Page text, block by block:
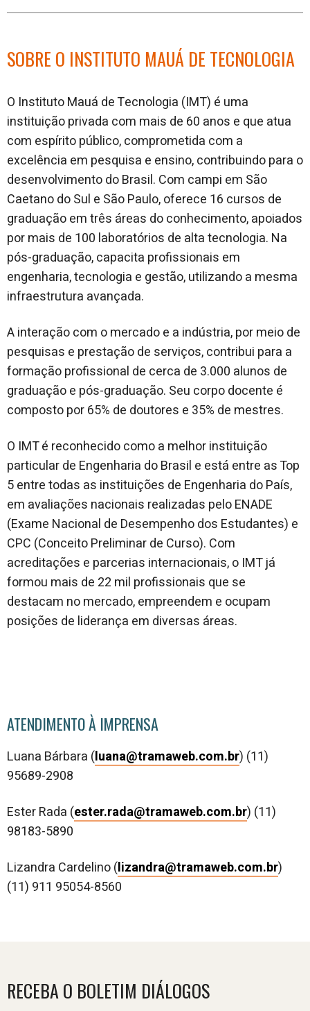
SOBRE O INSTITUTO MAUÁ DE TECNOLOGIA
O Instituto Mauá de Tecnologia (IMT) é uma
instituição privada com mais de 60 anos e que atua
com espírito público, comprometida com a
excelência em pesquisa e ensino, contribuindo para o
desenvolvimento do Brasil. Com campi em São
Caetano do Sul e São Paulo, oferece 16 cursos de
graduação em três áreas do conhecimento, apoiados
por mais de 100 laboratórios de alta tecnologia. Na
pós-graduação, capacita profissionais em
engenharia, tecnologia e gestão, utilizando a mesma
infraestrutura avançada.
A interação com o mercado e a indústria, por meio de
pesquisas e prestação de serviços, contribui para a
formação profissional de cerca de 3.000 alunos de
graduação e pós-graduação. Seu corpo docente é
composto por 65% de doutores e 35% de mestres.
O IMT é reconhecido como a melhor instituição
particular de Engenharia do Brasil e está entre as Top
5 entre todas as instituições de Engenharia do País,
em avaliações nacionais realizadas pelo ENADE
(Exame Nacional de Desempenho dos Estudantes) e
CPC (Conceito Preliminar de Curso). Com
acreditações e parcerias internacionais, o IMT já
formou mais de 22 mil profissionais que se
destacam no mercado, empreendem e ocupam
posições de liderança em diversas áreas.
ATENDIMENTO À IMPRENSA
Luana Bárbara (luana@tramaweb.com.br) (11)
95689-2908
Ester Rada (ester.rada@tramaweb.com.br) (11)
98183-5890
Lizandra Cardelino (lizandra@tramaweb.com.br)
(11) 911 95054-8560
RECEBA O BOLETIM DIÁLOGOS